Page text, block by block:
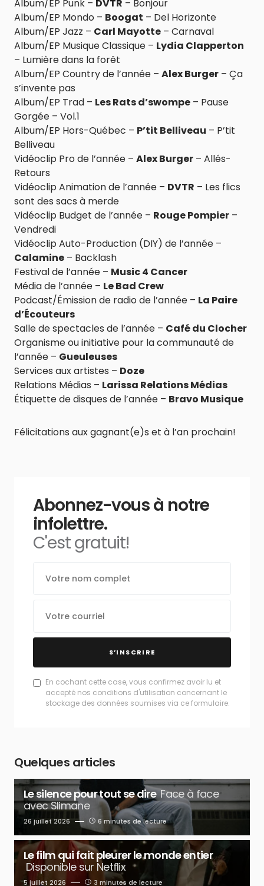
Album/EP Punk – DVTR – Bonjour
Album/EP Mondo – Boogat – Del Horizonte
Album/EP Jazz – Carl Mayotte – Carnaval
Album/EP Musique Classique – Lydia Clapperton
– Lumière dans la forêt
Album/EP Country de l’année – Alex Burger – Ça
s’invente pas
Album/EP Trad – Les Rats d’swompe – Pause
Gorgée – Vol.1
Album/EP Hors-Québec – P’tit Belliveau – P’tit
Belliveau
Vidéoclip Pro de l’année – Alex Burger – Allés-
Retours
Vidéoclip Animation de l’année – DVTR – Les flics
sont des sacs à merde
Vidéoclip Budget de l’année – Rouge Pompier –
Vendredi
Vidéoclip Auto-Production (DIY) de l’année –
Calamine – Backlash
Festival de l’année – Music 4 Cancer
Média de l’année – Le Bad Crew
Podcast/Émission de radio de l’année – La Paire
d’Écouteurs
Salle de spectacles de l’année – Café du Clocher
Organisme ou initiative pour la communauté de
l’année – Gueuleuses
Services aux artistes – Doze
Relations Médias – Larissa Relations Médias
Étiquette de disques de l’année – Bravo Musique
Félicitations aux gagnant(e)s et à l’an prochain!
Abonnez-vous à notre
infolettre.
C'est gratuit!
S’INSCRIRE
En cochant cette case, vous confirmez avoir lu et
accepté nos conditions d'utilisation concernant le
stockage des données soumises via ce formulaire.
Quelques articles
Le silence pour tout se dire Face à face
avec Slimane
26 juillet 2026 6 minutes de lecture
Le film qui fait pleurer le monde entier
Disponible sur Netflix
5 juillet 2026 3 minutes de lecture